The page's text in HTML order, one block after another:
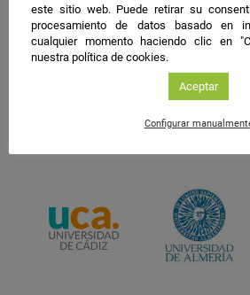
este sitio web. Puede retirar su
procesamiento de datos basado en
cualquier momento haciendo clic en
nuestra política de cookies.
Aceptar
Configurar